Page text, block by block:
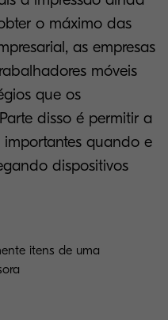
o máximo das
as empresas
móveis
que os
disso é permitir a
quando e
dispositivos